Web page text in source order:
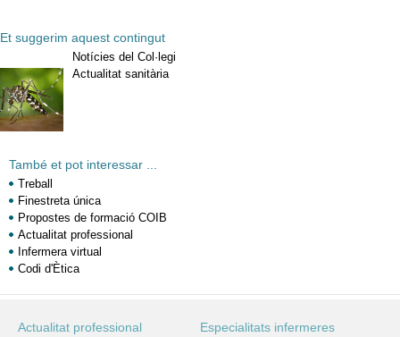
Et suggerim aquest contingut
Notícies del Col·legi
Actualitat sanitària
També et pot interessar ...
Treball
Finestreta única
Propostes de formació COIB
Actualitat professional
Infermera virtual
Codi d'Ètica
Actualitat professional Especialitats infermeres